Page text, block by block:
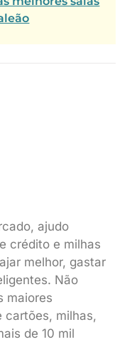
ajudo
crédito e milhas
melhor, gastar
Não
maiores
cartões, milhas,
de 10 mil